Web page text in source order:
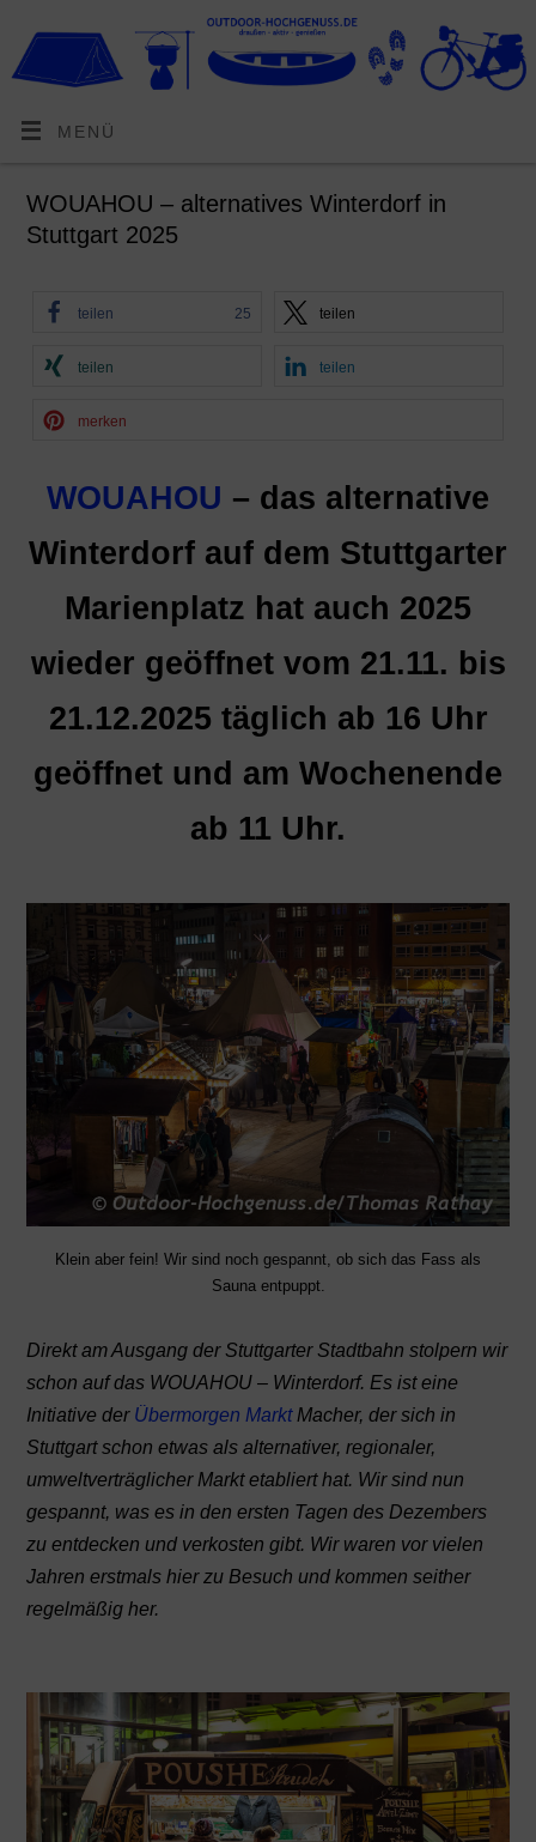
MENÜ
WOUAHOU – alternatives Winterdorf in
Stuttgart 2025
teilen 25 teilen
teilen teilen
merken
WOUAHOU – das alternative
Winterdorf auf dem Stuttgarter
Marienplatz hat auch 2025
wieder geöffnet vom 21.11. bis
21.12.2025 täglich ab 16 Uhr
geöffnet und am Wochenende
ab 11 Uhr.
Klein aber fein! Wir sind noch gespannt, ob sich das Fass als
Sauna entpuppt.
Direkt am Ausgang der Stuttgarter Stadtbahn stolpern wir
schon auf das WOUAHOU – Winterdorf. Es ist eine
Initiative der Übermorgen MarktMacher, der sich in
Stuttgart schon etwas als alternativer, regionaler,
umweltverträglicher Markt etabliert hat. Wir sind nun
gespannt, was es in den ersten Tagen des Dezembers
zu entdecken und verkosten gibt. Wir waren vor vielen
Jahren erstmals hier zu Besuch und kommen seither
regelmäßig her.